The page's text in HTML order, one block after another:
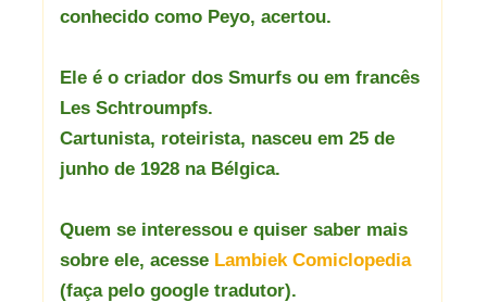
conhecido como Peyo, acertou.
Ele é o criador dos Smurfs ou em francês
Les Schtroumpfs.
Cartunista, roteirista, nasceu em 25 de
junho de 1928 na Bélgica.
Quem se interessou e quiser saber mais
sobre ele, acesse Lambiek Comiclopedia
(faça pelo google tradutor).